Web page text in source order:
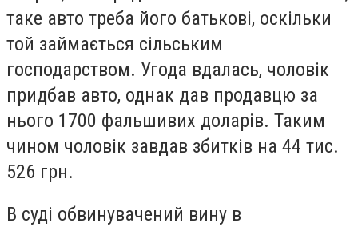
таке авто треба його батькові, оскільки
той займається сільським
господарством. Угода вдалась, чоловік
придбав авто, однак дав продавцю за
нього 1700 фальшивих доларів. Таким
чином чоловік завдав збитків на 44 тис.
526 грн.
В суді обвинувачений вину в